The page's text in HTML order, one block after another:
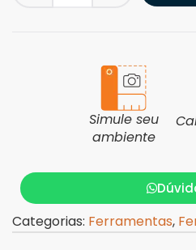
Simule seu
ambiente
Categorias: Ferramentas,